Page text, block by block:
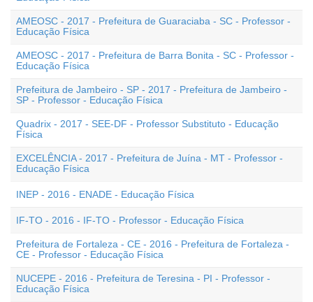
AMEOSC - 2017 - Prefeitura de Guaraciaba - SC - Professor -
Educação Física
AMEOSC - 2017 - Prefeitura de Barra Bonita - SC - Professor -
Educação Física
Prefeitura de Jambeiro - SP - 2017 - Prefeitura de Jambeiro -
SP - Professor - Educação Física
Quadrix - 2017 - SEE-DF - Professor Substituto - Educação
Física
EXCELÊNCIA - 2017 - Prefeitura de Juína - MT - Professor -
Educação Física
INEP - 2016 - ENADE - Educação Física
IF-TO - 2016 - IF-TO - Professor - Educação Física
Prefeitura de Fortaleza - CE - 2016 - Prefeitura de Fortaleza -
CE - Professor - Educação Física
NUCEPE - 2016 - Prefeitura de Teresina - PI - Professor -
Educação Física